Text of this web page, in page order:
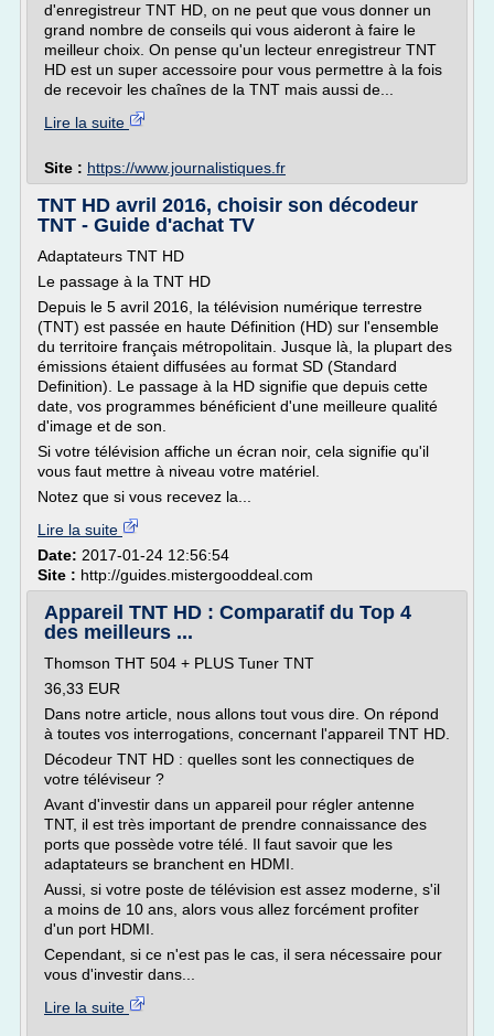
d'enregistreur TNT HD, on ne peut que vous donner un
grand nombre de conseils qui vous aideront à faire le
meilleur choix. On pense qu'un lecteur enregistreur TNT
HD est un super accessoire pour vous permettre à la fois
de recevoir les chaînes de la TNT mais aussi de...
Lire la suite
Site : https://www.journalistiques.fr
TNT HD avril 2016, choisir son décodeur
TNT - Guide d'achat TV
Adaptateurs TNT HD
Le passage à la TNT HD
Depuis le 5 avril 2016, la télévision numérique terrestre
(TNT) est passée en haute Définition (HD) sur l'ensemble
du territoire français métropolitain. Jusque là, la plupart des
émissions étaient diffusées au format SD (Standard
Definition). Le passage à la HD signifie que depuis cette
date, vos programmes bénéficient d'une meilleure qualité
d'image et de son.
Si votre télévision affiche un écran noir, cela signifie qu'il
vous faut mettre à niveau votre matériel.
Notez que si vous recevez la...
Lire la suite
Date: 2017-01-24 12:56:54
Site : http://guides.mistergooddeal.com
Appareil TNT HD : Comparatif du Top 4
des meilleurs ...
Thomson THT 504 + PLUS Tuner TNT
36,33 EUR
Dans notre article, nous allons tout vous dire. On répond
à toutes vos interrogations, concernant l'appareil TNT HD.
Décodeur TNT HD : quelles sont les connectiques de
votre téléviseur ?
Avant d'investir dans un appareil pour régler antenne
TNT, il est très important de prendre connaissance des
ports que possède votre télé. Il faut savoir que les
adaptateurs se branchent en HDMI.
Aussi, si votre poste de télévision est assez moderne, s'il
a moins de 10 ans, alors vous allez forcément profiter
d'un port HDMI.
Cependant, si ce n'est pas le cas, il sera nécessaire pour
vous d'investir dans...
Lire la suite